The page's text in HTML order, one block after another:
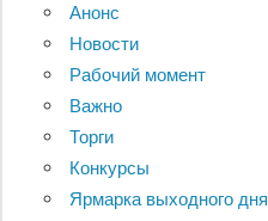
Анонс
Новости
Рабочий момент
Важно
Торги
Конкурсы
Ярмарка выходного дня